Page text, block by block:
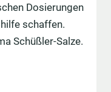
Dosierungen
schaffen.
Schüßler-Salze.